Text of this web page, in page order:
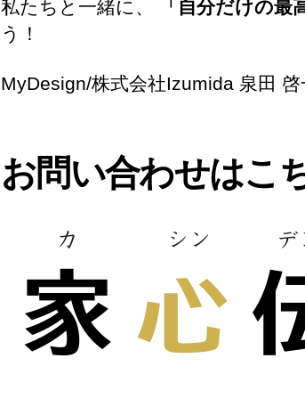
私たちと一緒に、 「自分だけの最
う！
MyDesign/株式会社Izumida 泉田 啓
お問い合わせはこ